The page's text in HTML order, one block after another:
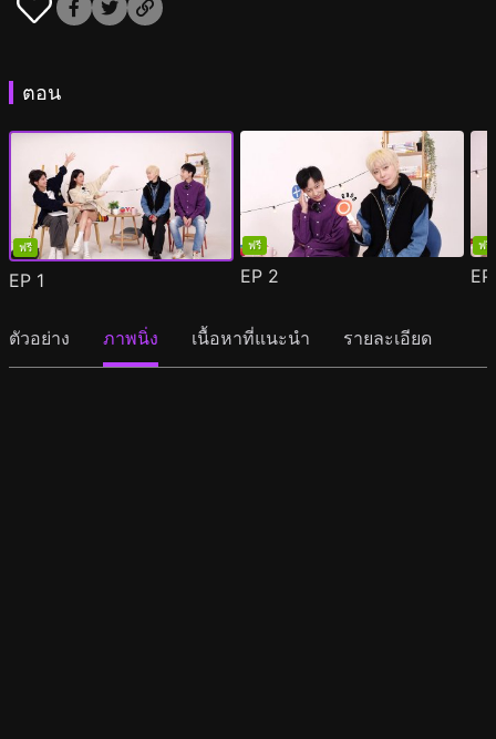
ตอน
ฟรี
EP 1
ฟรี
EP 2
ฟรี
ตัวอย่าง ภาพนิ่ง เนื้อหาที่แนะนำ รายละเอียด